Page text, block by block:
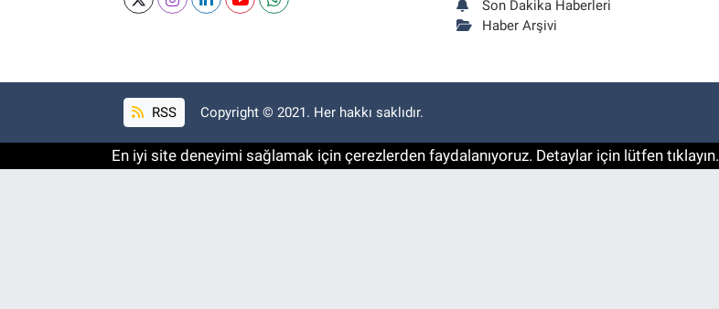
Son Dakika Haberleri
Haber Arşivi
RSS Copyright © 2021. Her hakkı saklıdır.
En iyi site deneyimi sağlamak için çerezlerden faydalanıyoruz. Detaylar için lütfen tıklayın.